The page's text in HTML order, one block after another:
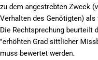
zu dem angestrebten Zweck
Verhalten des Genötigten)
Die Rechtsprechung beurteilt
"erhöhten Grad sittlicher
muss bewertet werden.